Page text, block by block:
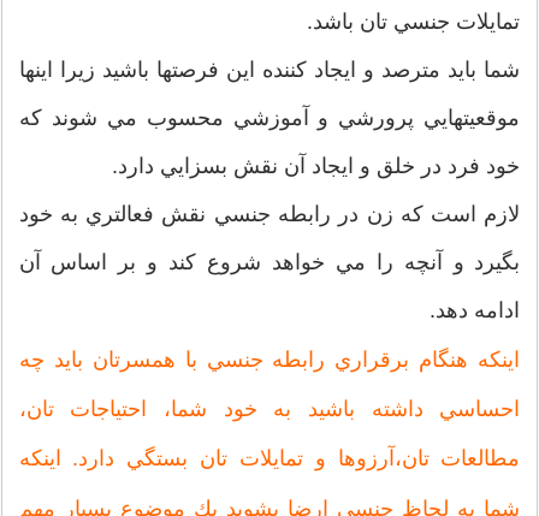
تمايلات جنسي تان باشد.
شما بايد مترصد و ايجاد كننده اين فرصتها باشيد زيرا اينها
موقعيتهايي پرورشي و آموزشي محسوب مي شوند كه
خود فرد در خلق و ايجاد آن نقش بسزايي دارد.
لازم است كه زن در رابطه جنسي نقش فعالتري به خود
بگيرد و آنچه را مي خواهد شروع كند و بر اساس آن
ادامه دهد.
اينكه هنگام برقراري رابطه جنسي با همسرتان بايد چه
احساسي داشته باشيد به خود شما، احتياجات تان،
مطالعات تان،آرزوها و تمايلات تان بستگي دارد. اينكه
شما به لحاظ جنسي ارضا بشويد يك موضوع بسيار مهم